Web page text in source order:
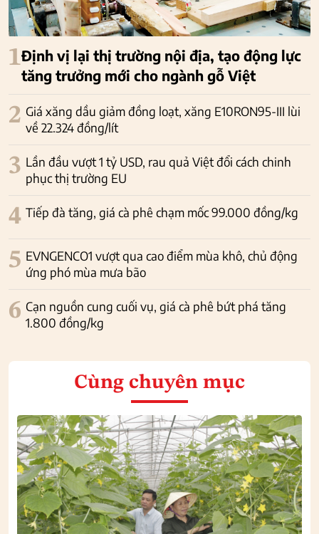
1Định vị lại thị trường nội địa, tạo động lực
tăng trưởng mới cho ngành gỗ Việt
2 Giá xăng dầu giảm đồng loạt, xăng E10RON95-III lùi
về 22.324 đồng/lít
3 Lần đầu vượt 1 tỷ USD, rau quả Việt đổi cách chinh
phục thị trường EU
4 Tiếp đà tăng, giá cà phê chạm mốc 99.000 đồng/kg
5 EVNGENCO1 vượt qua cao điểm mùa khô, chủ động
ứng phó mùa mưa bão
6 Cạn nguồn cung cuối vụ, giá cà phê bứt phá tăng
1.800 đồng/kg
Cùng chuyên mục